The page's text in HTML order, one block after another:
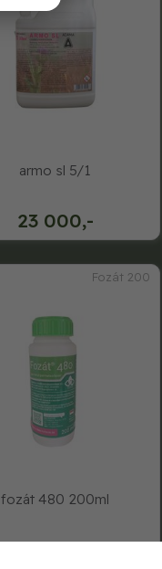
23 000,-
armo sl 5/1
Fozát 200
2 700,-
fozát 480 200ml